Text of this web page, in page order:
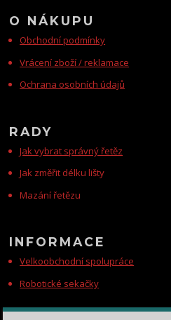
O NÁKUPU
Obchodní podmínky
Vrácení zboží / reklamace
Ochrana osobních údajů
RADY
Jak vybrat správný řetěz
Jak změřit délku lišty
Mazání řetězu
INFORMACE
Velkoobchodní spolupráce
Robotické sekačky